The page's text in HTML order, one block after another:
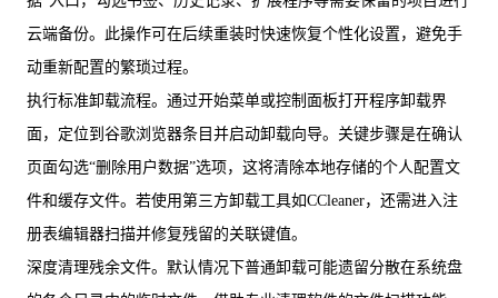
云端备份。此操作可在后续重装时快速恢复个性化设置，避免手
动重新配置的繁琐过程。
执行标准卸载流程。通过开始菜单或控制面板打开程序卸载界
面，定位到谷歌浏览器条目并启动卸载向导。关键步骤是在确认
页面勾选“删除用户数据”选项，这将清除本地存储的个人配置文
件和缓存文件。若使用第三方卸载工具如CCleaner，还需进入注
册表编辑器扫描并修复残留的关联键值。
深度清理残余文件。默认情况下普通卸载可能遗留分散在系统盘